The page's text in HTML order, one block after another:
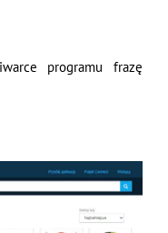
programu frazę